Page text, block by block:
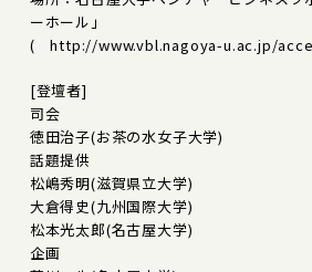
ーホール」
( http://www.vbl.nagoya-u.ac.jp/
[登壇者]
司会
徳田治子(お茶の水女子大学)
話題提供
松嶋秀明(滋賀県立大学)
大倉得史(九州国際大学)
松本光太郎(名古屋大学)
企画